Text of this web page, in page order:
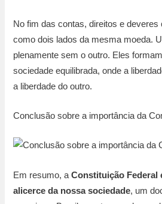
No fim das contas, direitos e deveres
como dois lados da mesma moeda.
plenamente sem o outro. Eles
sociedade equilibrada, onde a
a liberdade do outro.
Conclusão sobre a importância da
Em resumo, aConstituição Federal
alicerce da nossa sociedade, um